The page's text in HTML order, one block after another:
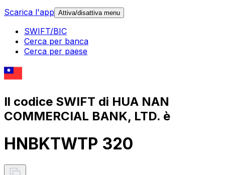
Scarica l'app Attiva/disattiva menu
SWIFT/BIC
Cerca per banca
Cerca per paese
Il codice SWIFT di HUA NAN
COMMERCIAL BANK, LTD. è
HNBKTWTP 320